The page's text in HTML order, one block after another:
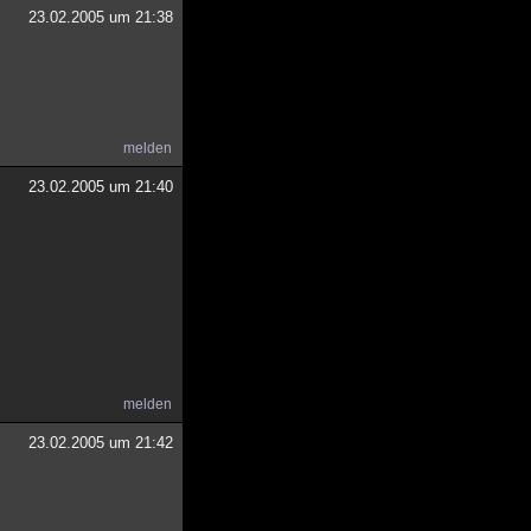
23.02.2005 um 21:38
melden
23.02.2005 um 21:40
melden
23.02.2005 um 21:42